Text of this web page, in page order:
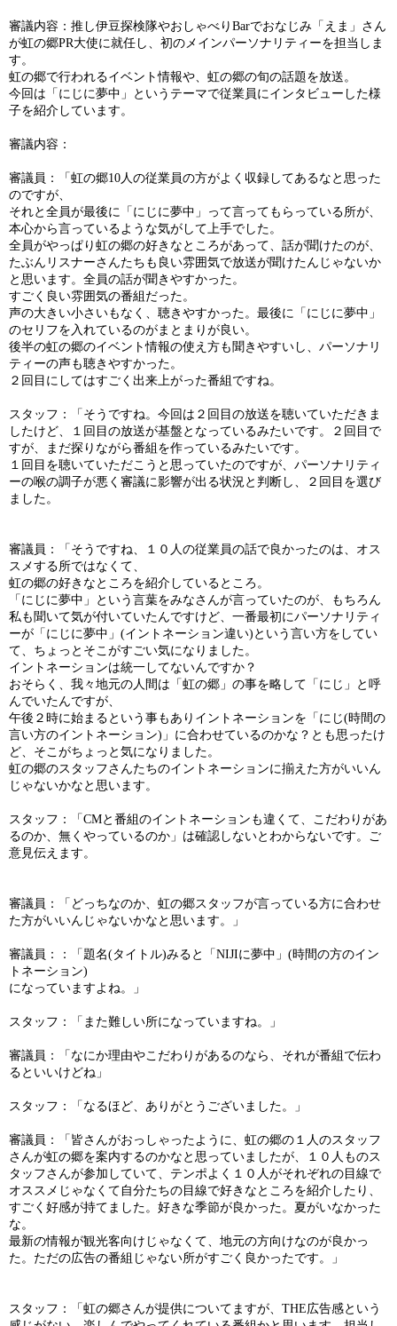
審議内容：推し伊豆探検隊やおしゃべり Barでおなじみ「えま」さん
が虹の郷PR大使に就任し、初のメインパーソナリティーを担当しま
す。
虹の郷で行われるイベント情報や、虹の郷の旬の話題を放送。
今回は「にじに夢中」というテーマで従業員にインタビューした様
子を紹介しています。
審議内容：
審議員：「虹の郷10人の従業員の方がよく収録してあるなと思った
のですが、
それと全員が最後に「にじに夢中」って言ってもらっている所が、
本心から言っているような気がして上手でした。
全員がやっぱり虹の郷の好きなところがあって、話が聞けたのが、
たぶんリスナーさんたちも良い雰囲気で放送が聞けたんじゃないか
と思います。全員の話が聞きやすかった。
すごく良い雰囲気の番組だった。
声の大きい小さいもなく、聴きやすかった。最後に「にじに夢中」
のセリフを入れているのがまとまりが良い。
後半の虹の郷のイベント情報の使え方も聞きやすいし、パーソナリ
ティーの声も聴きやすかった。
２回目にしてはすごく出来上がった番組ですね。
スタッフ：「そうですね。今回は２回目の放送を聴いていただきま
したけど、１回目の放送が基盤となっているみたいです。２回目で
すが、まだ探りながら番組を作っているみたいです。
１回目を聴いていただこうと思っていたのですが、パーソナリティ
ーの喉の調子が悪く審議に影響が出る状況と判断し、２回目を選び
ました。
審議員：「そうですね、１０人の従業員の話で良かったのは、オス
スメする所ではなくて、
虹の郷の好きなところを紹介しているところ。
「にじに夢中」という言葉をみなさんが言っていたのが、もちろん
私も聞いて気が付いていたんですけど、一番最初にパーソナリティ
ーが「にじに夢中」 (イントネーション違い) という言い方をしてい
て、ちょっとそこがすごい気になりました。
イントネーションは統一してないんですか？
おそらく、我々地元の人間は「虹の郷」の事を略して「にじ」と呼
んでいたんですが、
午後２時に始まるという事もありイントネーションを「にじ(時間の
言い方のイントネーション) 」に合わせているのかな？とも思ったけ
ど、そこがちょっと気になりました。
虹の郷のスタッフさんたちのイントネーションに揃えた方がいいん
じゃないかなと思います。
スタッフ：「 CMと番組のイントネーションも違くて、こだわりがあ
るのか、無くやっているのか」は確認しないとわからないです。ご
意見伝えます。
審議員：「どっちなのか、虹の郷スタッフが言っている方に合わせ
た方がいいんじゃないかなと思います。」
審議員：：「題名(タイトル)みると「 NIJIに夢中」 (時間の方のイン
トネーション)
になっていますよね。」
スタッフ：「また難しい所になっていますね。」
審議員：「なにか理由やこだわりがあるのなら、それが番組で伝わ
るといいけどね」
スタッフ：「なるほど、ありがとうございました。」
審議員：「皆さんがおっしゃったように、虹の郷の１人のスタッフ
さんが虹の郷を案内するのかなと思っていましたが、１０人ものス
タッフさんが参加していて、テンポよく１０人がそれぞれの目線で
オススメじゃなくて自分たちの目線で好きなところを紹介したり、
すごく好感が持てました。好きな季節が良かった。夏がいなかった
な。
最新の情報が観光客向けじゃなくて、地元の方向けなのが良かっ
た。ただの広告の番組じゃない所がすごく良かったです。」
スタッフ：「虹の郷さんが提供についてますが、 THE広告感という